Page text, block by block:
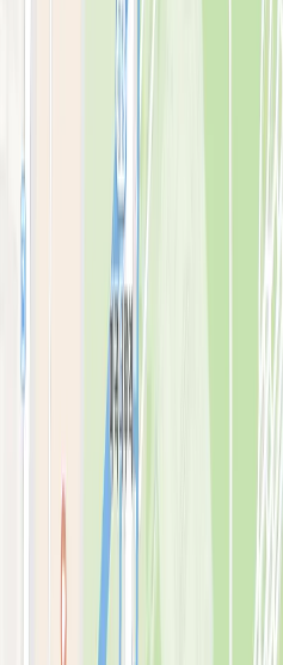
아비쥬의원 소개